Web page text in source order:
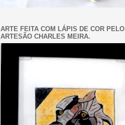
ARTE FEITA COM LÁPIS DE COR PELO
ARTESÃO CHARLES MEIRA.